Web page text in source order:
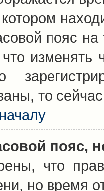
пояс
изменять
то
пояс,
что
но время